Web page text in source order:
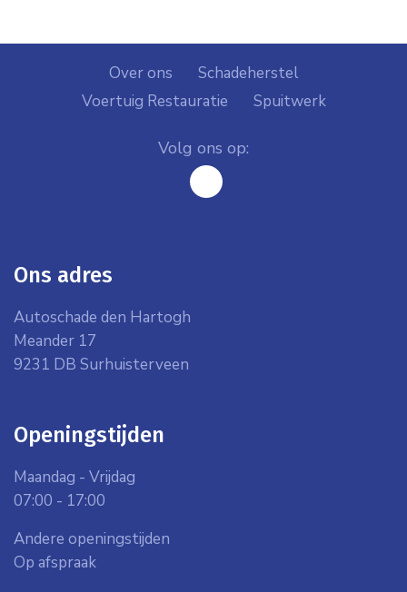
Over ons
Schadeherstel
Voertuig Restauratie
Spuitwerk
Volg ons op:
facebook
Ons adres
Autoschade den Hartogh
Meander 17
9231 DB Surhuisterveen
Openingstijden
Maandag - Vrijdag
07:00 - 17:00
Andere openingstijden
Op afspraak